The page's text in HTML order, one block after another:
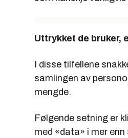
Uttrykket de bruker,
I disse tilfellene
samlingen av
mengde.
Følgende setning er
med «data» i mer enn